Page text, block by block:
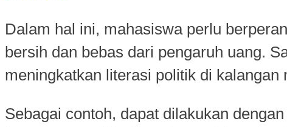
Dalam hal ini, mahasiswa perlu
bersih dan bebas dari pengaruh uang.
meningkatkan literasi politik di kalangan
Sebagai contoh, dapat dilakukan